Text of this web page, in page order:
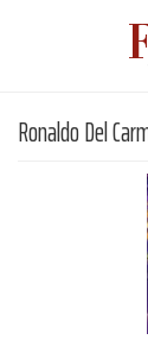
Ronaldo Del